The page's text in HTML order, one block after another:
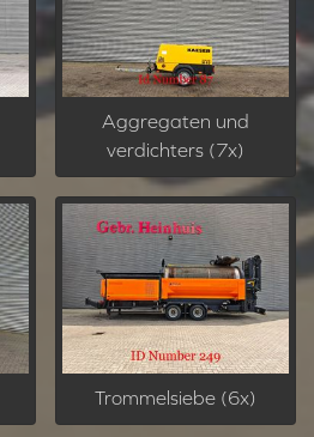
Aggregaten und
verdichters (7x)
Trommelsiebe (6x)